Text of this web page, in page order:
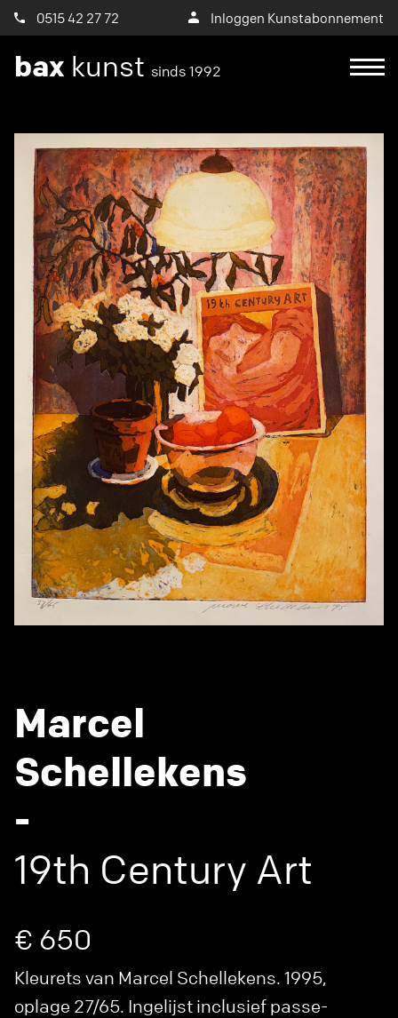
0515 42 27 72 Inloggen Kunstabonnement
bax kunst sinds 1992
Marcel
Schellekens
-
19th Century Art
€ 650
Kleurets van Marcel Schellekens. 1995,
oplage 27/65. Ingelijst inclusief passe-